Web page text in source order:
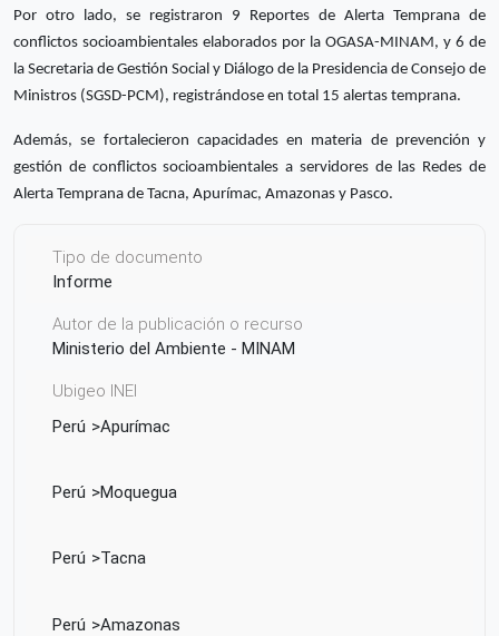
Por otro lado, se registraron 9 Reportes de Alerta Temprana de
conflictos socioambientales elaborados por la OGASA-MINAM, y 6 de
la Secretaria de Gestión Social y Diálogo de la Presidencia de Consejo de
Ministros (SGSD-PCM), registrándose en total 15 alertas temprana.
Además, se fortalecieron capacidades en materia de prevención y
gestión de conflictos socioambientales a servidores de las Redes de
Alerta Temprana de Tacna, Apurímac, Amazonas y Pasco.
Tipo de documento
Informe
Autor de la publicación o recurso
Ministerio del Ambiente - MINAM
Ubigeo INEI
Perú
Apurímac
Perú Moquegua
Perú Tacna
Perú Amazonas